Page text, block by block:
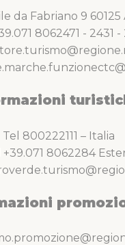
da Fabriano 9
8062471 - 2431 -
Tel 800222111 – Italia
+39.071 8062284